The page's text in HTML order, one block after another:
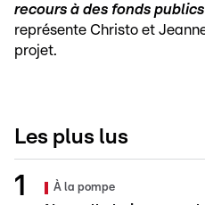
recours à des fonds publics
représente Christo et
projet.
Les plus lus
À la pompe